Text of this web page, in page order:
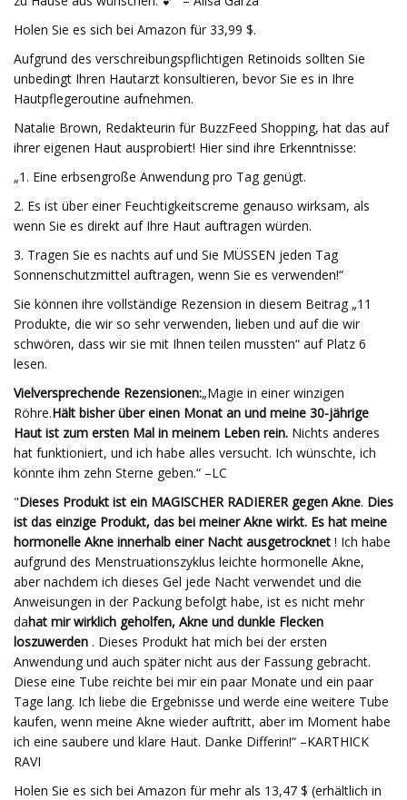
Holen Sie es sich bei Amazon für 33,99 $.
Aufgrund des verschreibungspflichtigen Retinoids sollten Sie
unbedingt Ihren Hautarzt konsultieren, bevor Sie es in Ihre
Hautpflegeroutine aufnehmen.
Natalie Brown, Redakteurin für BuzzFeed Shopping, hat das auf
ihrer eigenen Haut ausprobiert! Hier sind ihre Erkenntnisse:
„1. Eine erbsengroße Anwendung pro Tag genügt.
2. Es ist über einer Feuchtigkeitscreme genauso wirksam, als
wenn Sie es direkt auf Ihre Haut auftragen würden.
3. Tragen Sie es nachts auf und Sie MÜSSEN jeden Tag
Sonnenschutzmittel auftragen, wenn Sie es verwenden!“
Sie können ihre vollständige Rezension in diesem Beitrag „11
Produkte, die wir so sehr verwenden, lieben und auf die wir
schwören, dass wir sie mit Ihnen teilen mussten“ auf Platz 6
lesen.
Vielversprechende Rezensionen:„Magie in einer winzigen
Röhre.Hält bisher über einen Monat an und meine 30-jährige
Haut ist zum ersten Mal in meinem Leben rein. Nichts anderes
hat funktioniert, und ich habe alles versucht. Ich wünschte, ich
könnte ihm zehn Sterne geben.“ –LC
"Dieses Produkt ist ein MAGISCHER RADIERER gegen Akne. Dies
ist das einzige Produkt, das bei meiner Akne wirkt. Es hat meine
hormonelle Akne innerhalb einer Nacht ausgetrocknet ! Ich habe
aufgrund des Menstruationszyklus leichte hormonelle Akne,
aber nachdem ich dieses Gel jede Nacht verwendet und die
Anweisungen in der Packung befolgt habe, ist es nicht mehr
dahat mir wirklich geholfen, Akne und dunkle Flecken
loszuwerden . Dieses Produkt hat mich bei der ersten
Anwendung und auch später nicht aus der Fassung gebracht.
Diese eine Tube reichte bei mir ein paar Monate und ein paar
Tage lang. Ich liebe die Ergebnisse und werde eine weitere Tube
kaufen, wenn meine Akne wieder auftritt, aber im Moment habe
ich eine saubere und klare Haut. Danke Differin!“ –KARTHICK
RAVI
Holen Sie es sich bei Amazon für mehr als 13,47 $ (erhältlich in